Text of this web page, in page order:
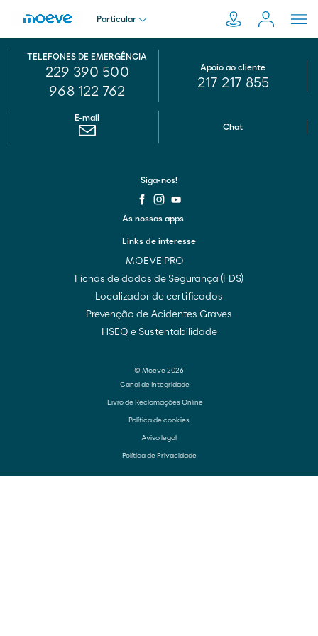
Particular
Transportador
Pesquisar
em
TELEFONES DE EMERGÊNCIA
229 390 500
968 122 762
E-mail
Chat
Apoio ao cliente
217 217 855
Links de interesse
MOEVE PRO
Fichas de dados de Segurança (FDS)
Localizador de certificados
Prevenção de Acidentes Graves
HSEQ e Sustentabilidade
As nossas apps
Siga-nos!
© Moeve 2026
Canal de Integridade
Livro de Reclamações Online
Política de cookies
Aviso legal
Política de Privacidade